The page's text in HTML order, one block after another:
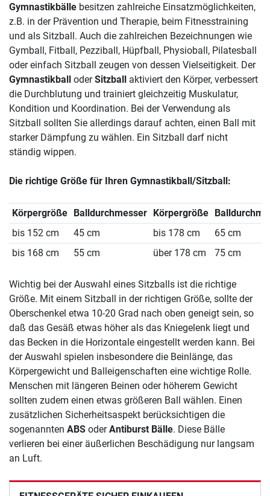
Gymnastikbälle besitzen zahlreiche Einsatzmöglichkeiten,
z.B. in der Prävention und Therapie, beim Fitnesstraining
und als Sitzball. Auch die zahlreichen Bezeichnungen wie
Gymball, Fitball, Pezziball, Hüpfball, Physioball, Pilatesball
oder einfach Sitzball zeugen von dessen Vielseitigkeit. Der
Gymnastikball
oderSitzball
aktiviert den Körper, verbessert
die Durchblutung und trainiert gleichzeitig Muskulatur,
Kondition und Koordination. Bei der Verwendung als
Sitzball sollten Sie allerdings darauf achten, einen Ball mit
starker Dämpfung zu wählen. Ein Sitzball darf nicht
ständig wippen.
Die richtige Größe für Ihren Gymnastikball/Sitzball:
Körpergröße Balldurchmesser Körpergröße
bis 152 cm
45 cm bis 178 cm
65 cm
bis 168 cm
55 cm über 178 cm 75 cm
Wichtig bei der Auswahl eines Sitzballs ist die richtige
Größe. Mit einem Sitzball in der richtigen Größe, sollte der
Oberschenkel etwa 10-20 Grad nach oben geneigt sein, so
daß das Gesäß etwas höher als das Kniegelenk liegt und
das Becken in die Horizontale eingestellt werden kann. Bei
der Auswahl spielen insbesondere die Beinlänge, das
Körpergewicht und Balleigenschaften eine wichtige Rolle.
Menschen mit längeren Beinen oder höherem Gewicht
sollten zudem einen etwas größeren Ball wählen. Einen
zusätzlichen Sicherheitsaspekt berücksichtigen die
sogenannten ABS oderAntiburst Bälle. Diese Bälle
verlieren bei einer äußerlichen Beschädigung nur langsam
an Luft.